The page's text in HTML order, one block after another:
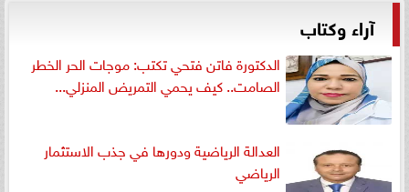
آراء وكتاب
الدكتورة فاتن فتحي تكتب: موجات الحر الخطر
الصامت.. كيف يحمي التمريض المنزلي...
العدالة الرياضية ودورها في جذب الاستثمار
الرياضي